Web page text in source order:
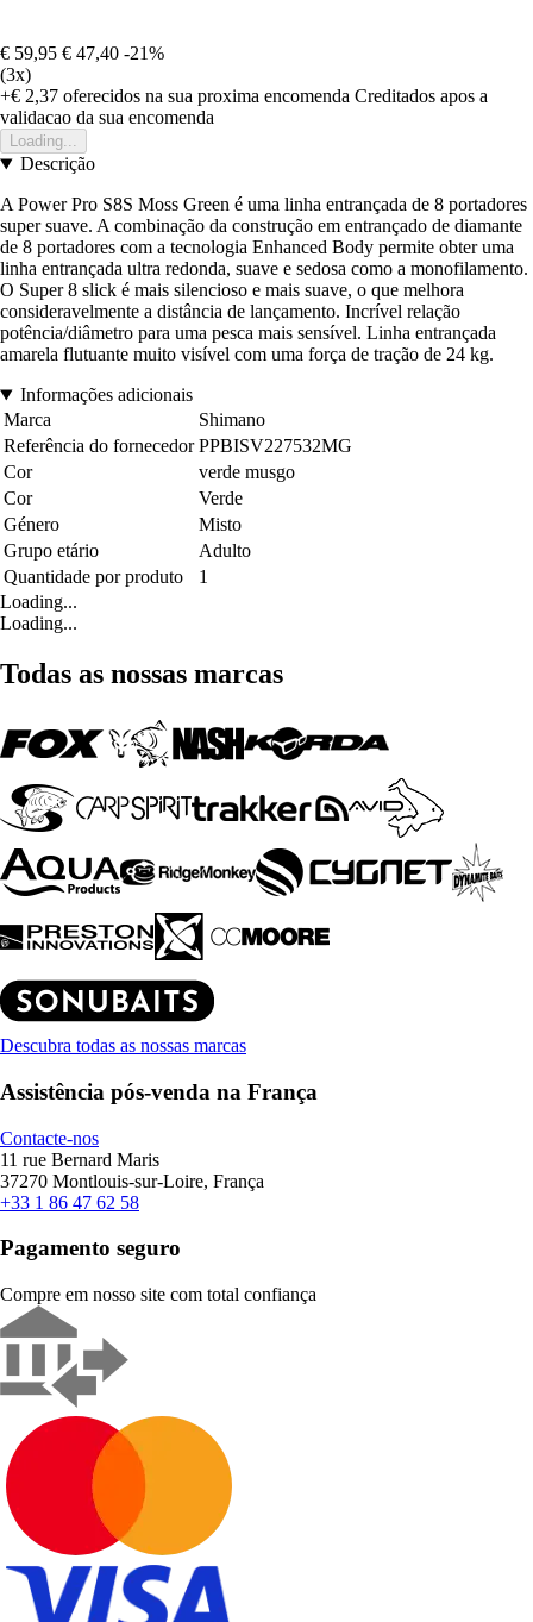
€ 59,95 € 47,40 -21%
(3x)
+€ 2,37 oferecidos na sua proxima encomenda Creditados apos a
validacao da sua encomenda
Loading...
Descrição
A Power Pro S8S Moss Green é uma linha entrançada de 8 portadores
super suave. A combinação da construção em entrançado de diamante
de 8 portadores com a tecnologia Enhanced Body permite obter uma
linha entrançada ultra redonda, suave e sedosa como a monofilamento.
O Super 8 slick é mais silencioso e mais suave, o que melhora
consideravelmente a distância de lançamento. Incrível relação
potência/diâmetro para uma pesca mais sensível. Linha entrançada
amarela flutuante muito visível com uma força de tração de 24 kg.
Informações adicionais
Marca
Shimano
Referência do fornecedor PPBISV227532MG
Cor
verde musgo
Cor
Verde
Género
Misto
Grupo etário
Adulto
Quantidade por produto
1
Loading...
Loading...
Todas as nossas marcas
Descubra todas as nossas marcas
Assistência pós-venda na França
Contacte-nos
11 rue Bernard Maris
37270 Montlouis-sur-Loire, França
+33 1 86 47 62 58
Pagamento seguro
Compre em nosso site com total confiança